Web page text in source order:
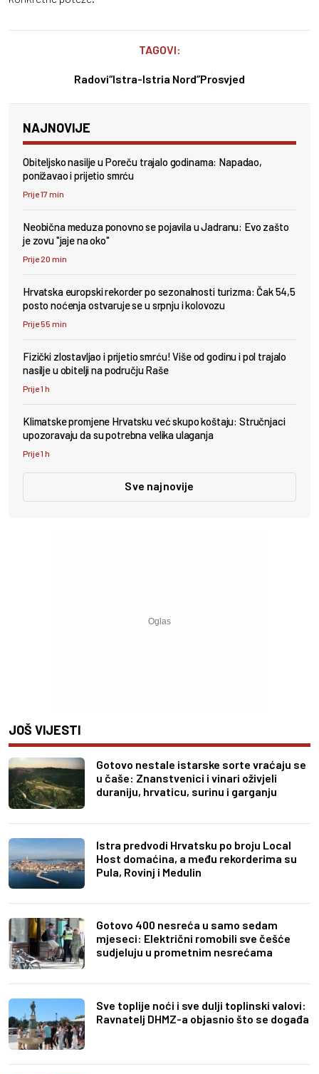
TAGOVI:
Radovi“Istra-Istria Nord”Prosvjed
NAJNOVIJE
Obiteljsko nasilje u Poreču trajalo godinama: Napadao,
ponižavao i prijetio smrću
Prije 17 min
Neobična meduza ponovno se pojavila u Jadranu: Evo zašto
je zovu "jaje na oko"
Prije 20 min
Hrvatska europski rekorder po sezonalnosti turizma: Čak 54,5
posto noćenja ostvaruje se u srpnju i kolovozu
Prije 55 min
Fizički zlostavljao i prijetio smrću! Više od godinu i pol trajalo
nasilje u obitelji na području Raše
Prije 1 h
Klimatske promjene Hrvatsku već skupo koštaju: Stručnjaci
upozoravaju da su potrebna velika ulaganja
Prije 1 h
Sve najnovije
JOŠ VIJESTI
Gotovo nestale istarske sorte vraćaju se
u čaše: Znanstvenici i vinari oživjeli
duraniju, hrvaticu, surinu i garganju
Istra predvodi Hrvatsku po broju Local
Host domaćina, a među rekorderima su
Pula, Rovinj i Medulin
Gotovo 400 nesreća u samo sedam
mjeseci: Električni romobili sve češće
sudjeluju u prometnim nesrećama
Sve toplije noći i sve dulji toplinski valovi:
Ravnatelj DHMZ-a objasnio što se događa